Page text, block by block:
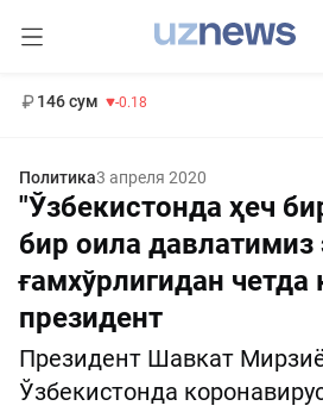
11 916 сум 28.92
Политика3 апреля 2020
"Ўзбекистонда ҳеч
бир оила давлатимиз
ғамхўрлигидан
президент
Президент Шавкат
Ўзбекистонда